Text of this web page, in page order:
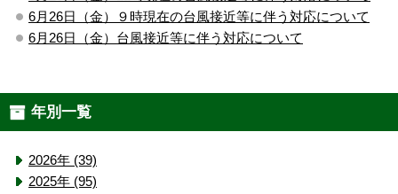
6月26日（金）９時現在の台風接近等に伴う対応について
6月26日（金）台風接近等に伴う対応について
年別一覧
2026年 (39)
2025年 (95)